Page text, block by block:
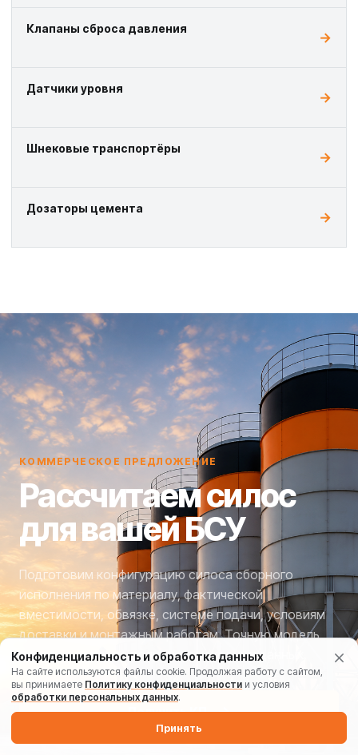
Клапаны сброса давления
Датчики уровня
Шнековые транспортёры
Дозаторы цемента
КОММЕРЧЕСКОЕ ПРЕДЛОЖЕНИЕ
Рассчитаем силос
для вашей БСУ
Подготовим конфигурацию силоса сборного
исполнения по материалу, фактической
вместимости, обвязке, системе подачи, условиям
доставки и монтажным работам. Точную модель
определим после получения исходных данных.
Получить КП →
Конфиденциальность и обработка данных
На сайте используются файлы cookie. Продолжая работу с сайтом,
вы принимаете Политику конфиденциальности и условия
обработки персональных данных.
Принять